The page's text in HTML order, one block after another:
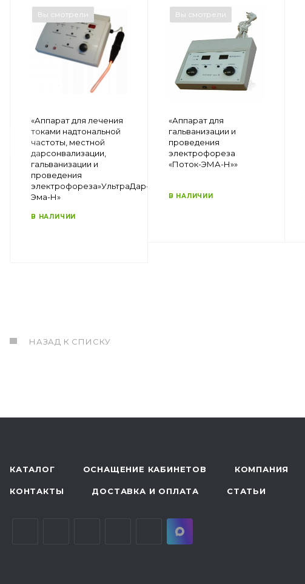
Вы смотрели
«Аппарат для лечения
токами надтональной
частоты, местной
дарсонвализации,
гальванизации и
проведения
электрофореза»УльтраДар-
Эма-Н»
В НАЛИЧИИ
Вы смотрели
«Аппарат для
гальванизации и
проведения
электрофореза
«Поток-ЭМА-Н»»
В НАЛИЧИИ
НАЗАД К СПИСКУ
КАТАЛОГ ОСНАЩЕНИЕ КАБИНЕТОВ КОМПАНИЯ
КОНТАКТЫ ДОСТАВКА И ОПЛАТА СТАТЬИ